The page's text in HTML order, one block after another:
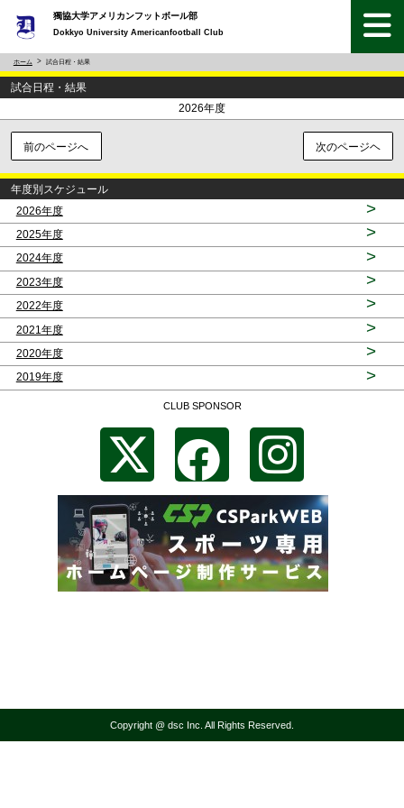
獨協大学アメリカンフットボール部
Dokkyo University Americanfootball Club
ホーム 試合日程・結果
試合日程・結果
2026年度
前のページへ 次のページヘ
年度別スケジュール
2026年度
>
2025年度 >
2024年度 >
2023年度 >
2022年度 >
2021年度 >
2020年度 >
2019年度 >
CLUB SPONSOR
Copyright @ dsc Inc. All Rights Reserved.